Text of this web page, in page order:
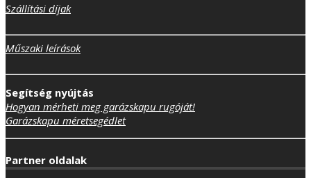
Szállítási díjak
Műszaki leírások
Segítség nyújtás
Hogyan mérheti meg garázskapu rugóját!
Garázskapu méretsegédlet
Partner oldalak